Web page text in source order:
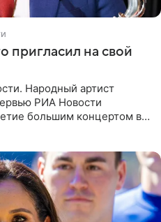
пригласил на свой
Народный артист
РИА Новости
большим концертом в